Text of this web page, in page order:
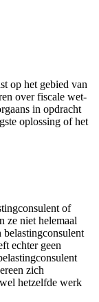
op het gebied van
over fiscale wet-
in opdracht
oplossing of het
of
ze niet helemaal
belastingconsulent
echter geen
zich
hetzelfde werk